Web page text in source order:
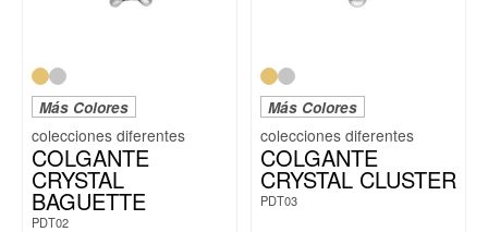
Más Colores
COLGANTE
CRYSTAL
BAGUETTE
PDT02
Más Colores
COLGANTE
CRYSTAL CLUSTER
PDT03